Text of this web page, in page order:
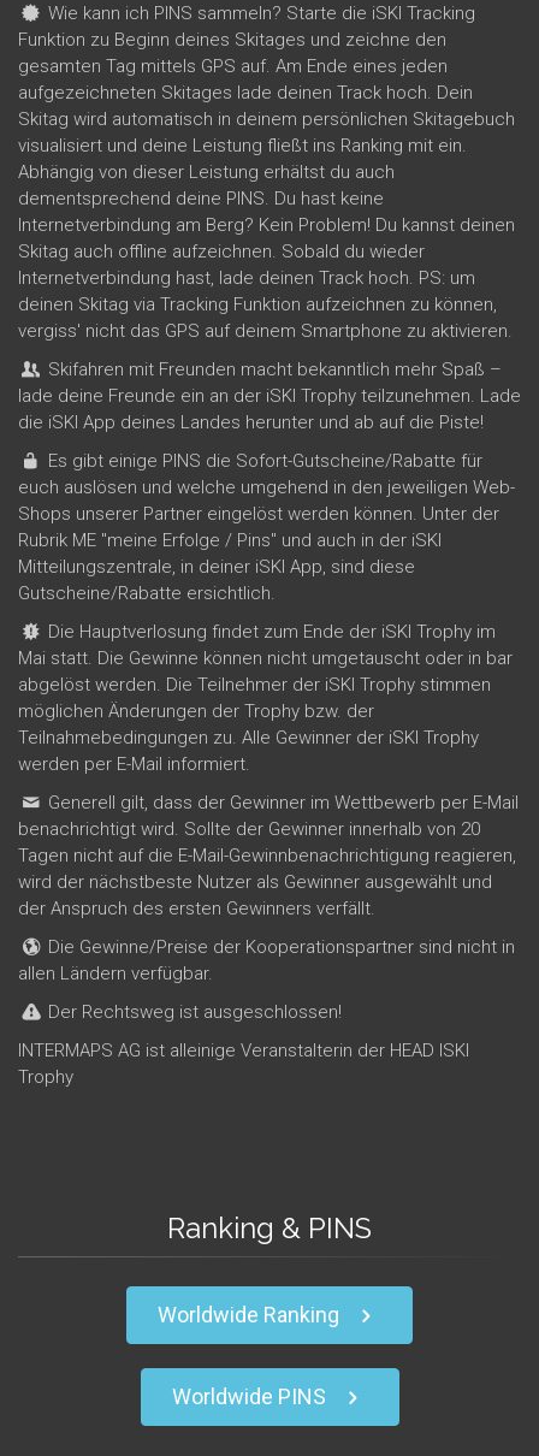
Wie kann ich PINS sammeln? Starte die iSKI Tracking
Funktion zu Beginn deines Skitages und zeichne den
gesamten Tag mittels GPS auf. Am Ende eines jeden
aufgezeichneten Skitages lade deinen Track hoch. Dein
Skitag wird automatisch in deinem persönlichen Skitagebuch
visualisiert und deine Leistung fließt ins Ranking mit ein.
Abhängig von dieser Leistung erhältst du auch
dementsprechend deine PINS. Du hast keine
Internetverbindung am Berg? Kein Problem! Du kannst deinen
Skitag auch offline aufzeichnen. Sobald du wieder
Internetverbindung hast, lade deinen Track hoch. PS: um
deinen Skitag via Tracking Funktion aufzeichnen zu können,
vergiss' nicht das GPS auf deinem Smartphone zu aktivieren.
Skifahren mit Freunden macht bekanntlich mehr Spaß –
lade deine Freunde ein an der iSKI Trophy teilzunehmen. Lade
die iSKI App deines Landes herunter und ab auf die Piste!
Es gibt einige PINS die Sofort-Gutscheine/Rabatte für
euch auslösen und welche umgehend in den jeweiligen Web-
Shops unserer Partner eingelöst werden können. Unter der
Rubrik ME "meine Erfolge / Pins" und auch in der iSKI
Mitteilungszentrale, in deiner iSKI App, sind diese
Gutscheine/Rabatte ersichtlich.
Die Hauptverlosung findet zum Ende der iSKI Trophy im
Mai statt. Die Gewinne können nicht umgetauscht oder in bar
abgelöst werden. Die Teilnehmer der iSKI Trophy stimmen
möglichen Änderungen der Trophy bzw. der
Teilnahmebedingungen zu. Alle Gewinner der iSKI Trophy
werden per E-Mail informiert.
Generell gilt, dass der Gewinner im Wettbewerb per E-Mail
benachrichtigt wird. Sollte der Gewinner innerhalb von 20
Tagen nicht auf die E-Mail-Gewinnbenachrichtigung reagieren,
wird der nächstbeste Nutzer als Gewinner ausgewählt und
der Anspruch des ersten Gewinners verfällt.
Die Gewinne/Preise der Kooperationspartner sind nicht in
allen Ländern verfügbar.
Der Rechtsweg ist ausgeschlossen!
INTERMAPS AG ist alleinige Veranstalterin der HEAD ISKI
Trophy
Ranking & PINS
Worldwide Ranking
Worldwide PINS